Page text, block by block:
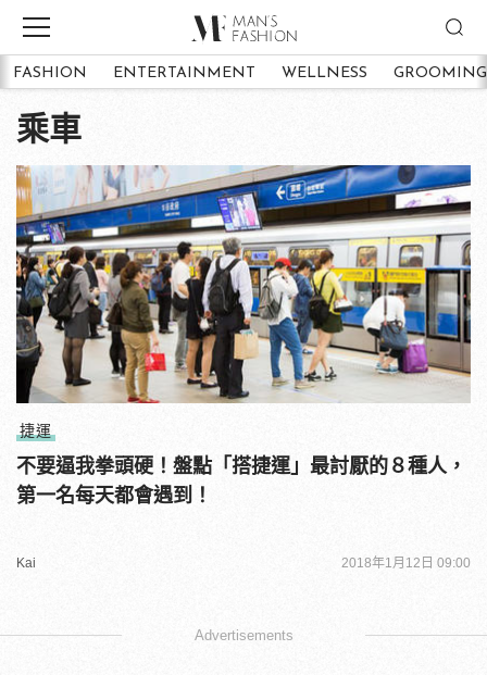
FASHION ENTERTAINMENT WELLNESS GROOMING
乘車
捷運
不要逼我拳頭硬！盤點「搭捷運」最討厭的８種人，
第一名每天都會遇到！
Kai 2018年1月12日 09:00
Advertisements